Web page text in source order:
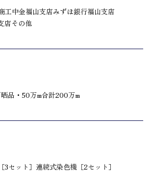
工中金福山支店みずほ銀行福山支店
店 その他
品・50万m合計200万m
セット］ 連続式染色機［2セット］